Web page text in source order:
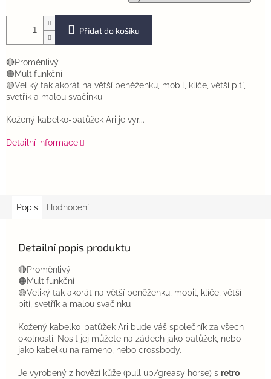
Přidat do košíku
🔴Proměnlivý
🟠Multifunkční
🟡Veliký tak akorát na větší peněženku, mobil, klíče, větší pití,
svetřík a malou svačinku
Kožený kabelko-batůžek Ari je vyr...
Detailní informace
Popis Hodnocení
Detailní popis produktu
🔴Proměnlivý
🟠Multifunkční
🟡Veliký tak akorát na větší peněženku, mobil, klíče, větší
pití, svetřík a malou svačinku
Kožený kabelko-batůžek Ari bude váš společník za všech
okolností. Nosit jej můžete na zádech jako batůžek, nebo
jako kabelku na rameno, nebo crossbody.
Je vyrobený z hovězí kůže (pull up/greasy horse) s retro